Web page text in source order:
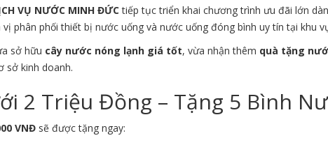
VỤ NƯỚC MINH ĐỨCtiếp tục triển khai chương trình ưu đãi lớn
vị phân phối thiết bị nước uống và nước uống đóng bình uy tín tại khu
sở hữu cây nước nóng lạnh giá tốt, vừa nhận thêm quà tặng
sở kinh doanh.
2 Triệu Đồng – Tặng 5 Bình
VNĐ sẽ được tặng ngay: